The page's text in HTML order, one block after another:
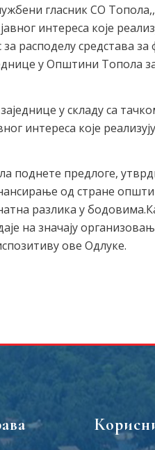
гласник СО Топола,,
интереса које
расподелу средстава
у Општини Топола
у складу са
интереса које
поднете предлоге,
од стране
разлика у
на значају
ове Одлуке.